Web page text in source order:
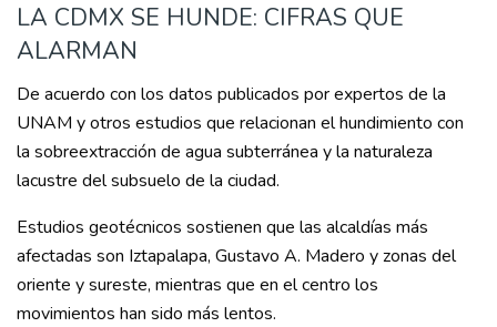
LA CDMX SE HUNDE: CIFRAS QUE
ALARMAN
De acuerdo con los datos publicados por expertos de la
UNAM y otros estudios que relacionan el hundimiento con
la sobreextracción de agua subterránea y la naturaleza
lacustre del subsuelo de la ciudad.
Estudios geotécnicos sostienen que las alcaldías más
afectadas son Iztapalapa, Gustavo A. Madero y zonas del
oriente y sureste, mientras que en el centro los
movimientos han sido más lentos.